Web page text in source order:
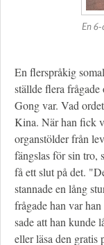
En
En flerspråkig
ställde flera
Gong var. Vad
Kina. När han fick
organstölder från
fängslas för sin tro,
få ett slut på det.
stannade en lång
frågade han var
sade att han kunde
eller läsa den gratis